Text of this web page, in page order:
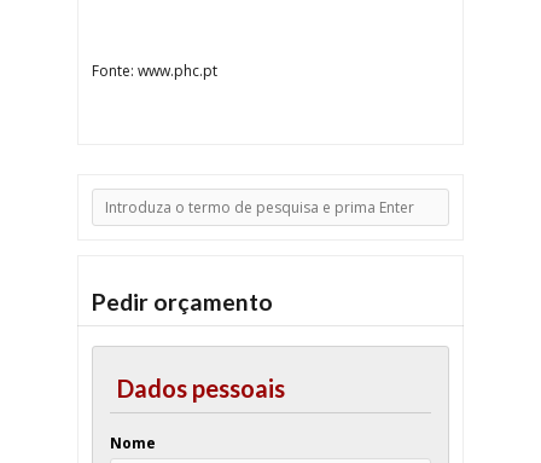
Fonte: www.phc.pt
Pedir orçamento
Dados pessoais
Nome